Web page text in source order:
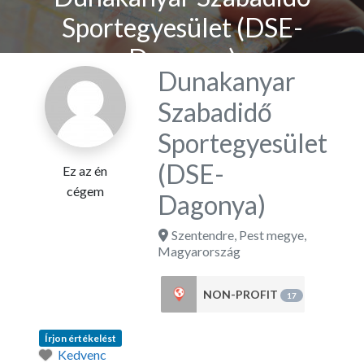
Sportegyesület (DSE-
Dagonya)
Ez az én
cégem
Dunakanyar
Szabadidő
Sportegyesület
(DSE-
Dagonya)
Szentendre, Pest megye,
Magyarország
NON-PROFIT 17
Írjon értékelést
Kedvenc